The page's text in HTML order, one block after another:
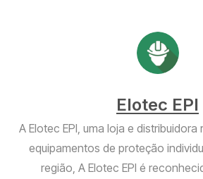
Elotec EPI
A Elotec EPI, uma loja e distribuidora
equipamentos de proteção
região, A Elotec EPI é